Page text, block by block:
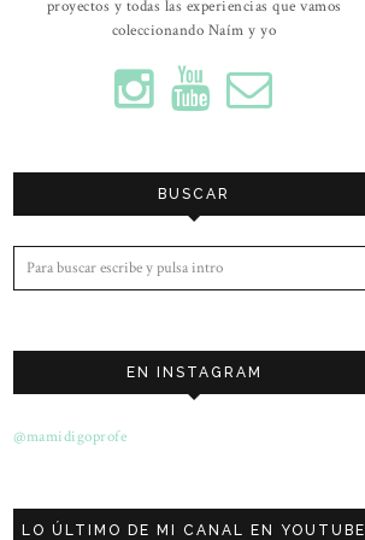
proyectos y todas las experiencias que vamos
coleccionando Naím y yo
BUSCAR
EN INSTAGRAM
@mamidigoprofe
LO ÚLTIMO DE MI CANAL EN YOUTUBE